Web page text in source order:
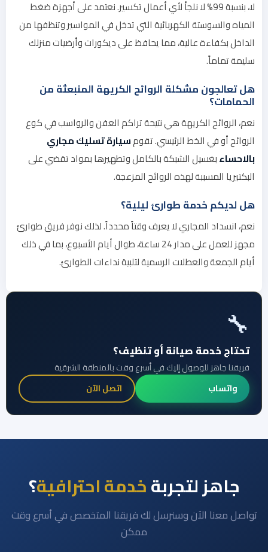
لا، بنسبة 99% لا نلجأ لأي أعمال تكسير. نعتمد على أجهزة ضغط
المياه والسوستة الكهربائية التي تدخل في المواسير وتنظفها من
الداخل بكفاءة عالية، مما يحافظ على ديكورات وأرضيات منزلك
سليمة تماماً.
هل تعالجون مشكلة الروائح الكريهة المنبعثة من
الحمامات؟
نعم، الروائح الكريهة هي نتيحة تراكم العفن والرواسب في كوع
الروائح أو في الخط الرئيسي. تقومسيارة تسليك مجاري
بالاحساءبغسيل الشبكة بالكامل وتطهيرها بمواد تقضي على
البكتيريا المسببة لهذه الروائح المزعجة.
هل لديكم خدمة طوارئ ليلية؟
نعم، انسداد المجاري لا يعرف وقتاً محدداً. لذلك نوفر فريق طوارئ
مجهز للعمل على مدار 24 ساعة، طوال أيام الأسبوع، بما في ذلك
أيام الجمعة والعطلات الرسمية لتلبية نداءات الطوارئ.
🔧
تحتاج خدمة صيانة أو تنظيف؟
فريقنا جاهز للوصول إليك في أسرع وقت بالمنطقة الشرقية
واتساب
اتصل الآن
جاهز لتجربةخدمة احترافية؟
تواصل معنا الآن وسنرسل لك فريقنا المتخصص في أسرع وقت
ممكن